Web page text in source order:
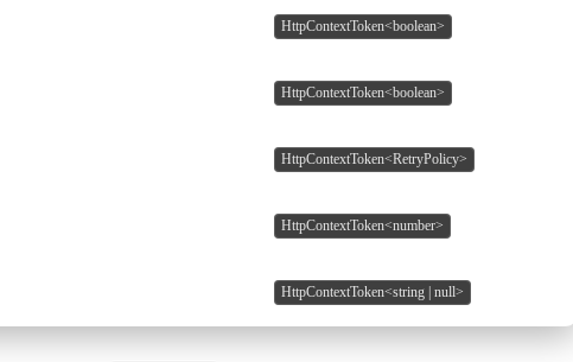
HttpContextToken<boolean>
HttpContextToken<boolean>
HttpContextToken<RetryPolicy>
HttpContextToken<number>
HttpContextToken<string | null>